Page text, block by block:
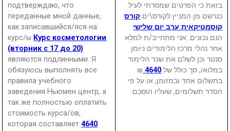
подтверждаю, что
переданные мной данные,
как записавшийся/яся на
курс/ы Курс косметологии
(вторник с 17 до 20)
являются подлинными. Я
обязуюсь выполнять все
правила учебного
заведения Ньюмен центр, а
так же полностью оплатить
стоимость курса/ов,
которая составляет4640
בזאת כי הפרטים שמסרתי לעיל
כנרשם מן המניין לקורס\ים קורס
קוסמטיקאית ערב יום שלישי
הנם נכונים. אני מתחייב/ת למלא
אחר נהלי מרכז הלימודים ניומן
סנטר וכן לשלם את שכר הלימוד
במלואו, סך כולל של 4640
₪
בתשלום אחד ובמזומן, או על פי
הסדר תשלומים, שעליו הוסכם.